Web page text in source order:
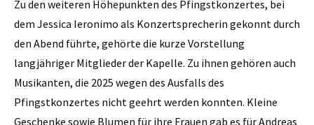
Zu den weiteren Höhepunkten des Pfingstkonzertes, bei
dem Jessica Ieronimo als Konzertsprecherin gekonnt durch
den Abend führte, gehörte die kurze Vorstellung
langjähriger Mitglieder der Kapelle. Zu ihnen gehören auch
Musikanten, die 2025 wegen des Ausfalls des
Pfingstkonzertes nicht geehrt werden konnten. Kleine
Geschenke sowie Blumen für ihre Frauen gab es für Andreas